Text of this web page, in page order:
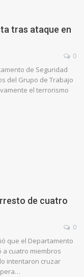
tras ataque en
0
de Seguridad
del Grupo de Trabajo
el terrorismo
de cuatro
0
que el Departamento
a cuatro miembros
intentaron cruzar